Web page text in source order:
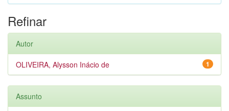
Refinar
Autor
1
OLIVEIRA, Alysson Inácio de
Assunto